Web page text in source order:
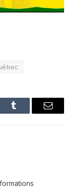
Tumblr Email